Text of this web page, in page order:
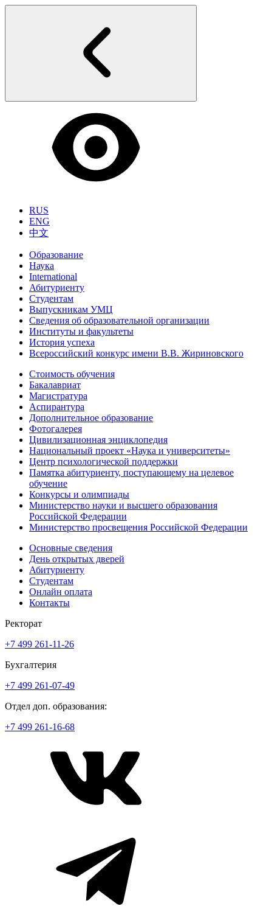
RUS
ENG
中文
Образование
Наука
International
Абитуриенту
Студентам
Выпускникам УМЦ
Сведения об образовательной организации
Институты и факультеты
История успеха
Всероссийский конкурс имени В.В. Жириновского
Стоимость обучения
Бакалавриат
Магистратура
Аспирантура
Дополнительное образование
Фотогалерея
Цивилизационная энциклопедия
Национальный проект «Наука и университеты»
Центр психологической поддержки
Памятка абитуриенту, поступающему на целевое
обучение
Конкурсы и олимпиады
Министерство науки и высшего образования
Российской Федерации
Министерство просвещения Российской Федерации
Основные сведения
День открытых дверей
Абитуриенту
Студентам
Онлайн оплата
Контакты
Ректорат
+7 499 261-11-26
Бухгалтерия
+7 499 261-07-49
Отдел доп. образования:
+7 499 261-16-68